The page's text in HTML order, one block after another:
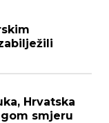
Hrvatska
smjeru